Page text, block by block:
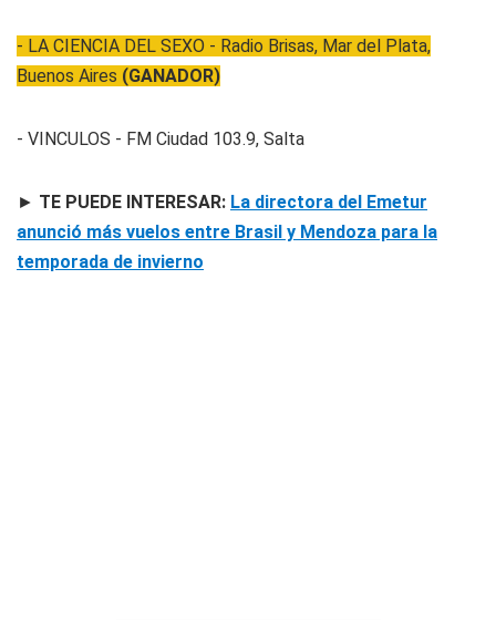
- LA CIENCIA DEL SEXO - Radio Brisas, Mar del Plata,
Buenos Aires (GANADOR)
- VINCULOS - FM Ciudad 103.9, Salta
► TE PUEDE INTERESAR: La directora del Emetur
anunció más vuelos entre Brasil y Mendoza para la
temporada de invierno